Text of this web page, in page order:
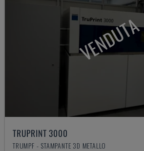
VENDUTA
TRUPRINT 3000
TRUMPF - STAMPANTE 3D METALLO